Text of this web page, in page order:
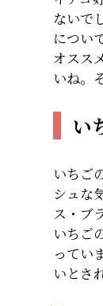
ないで
につい
オスス
いね。
い
いちご
シュな
ス・ブ
いちご
ってい
いとさ